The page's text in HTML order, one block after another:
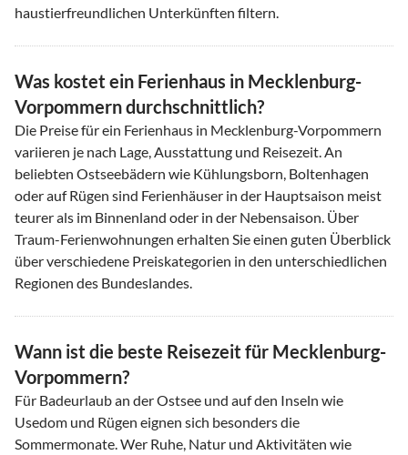
haustierfreundlichen Unterkünften filtern.
Was kostet ein Ferienhaus in Mecklenburg-
Vorpommern durchschnittlich?
Die Preise für ein Ferienhaus in Mecklenburg-Vorpommern
variieren je nach Lage, Ausstattung und Reisezeit. An
beliebten Ostseebädern wie Kühlungsborn, Boltenhagen
oder auf Rügen sind Ferienhäuser in der Hauptsaison meist
teurer als im Binnenland oder in der Nebensaison. Über
Traum-Ferienwohnungen erhalten Sie einen guten Überblick
über verschiedene Preiskategorien in den unterschiedlichen
Regionen des Bundeslandes.
Wann ist die beste Reisezeit für Mecklenburg-
Vorpommern?
Für Badeurlaub an der Ostsee und auf den Inseln wie
Usedom und Rügen eignen sich besonders die
Sommermonate. Wer Ruhe, Natur und Aktivitäten wie